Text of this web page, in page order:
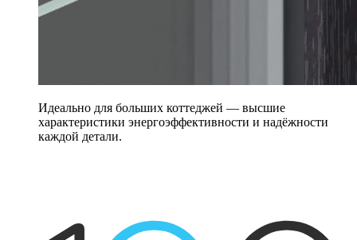
Идеально для больших коттеджей — высшие
характеристики энергоэффективности и надёжности
каждой детали.